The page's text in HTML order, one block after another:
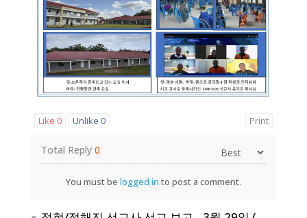
Like 0 Unlike 0 Print
Total Reply 0
You must be logged in to post a comment.